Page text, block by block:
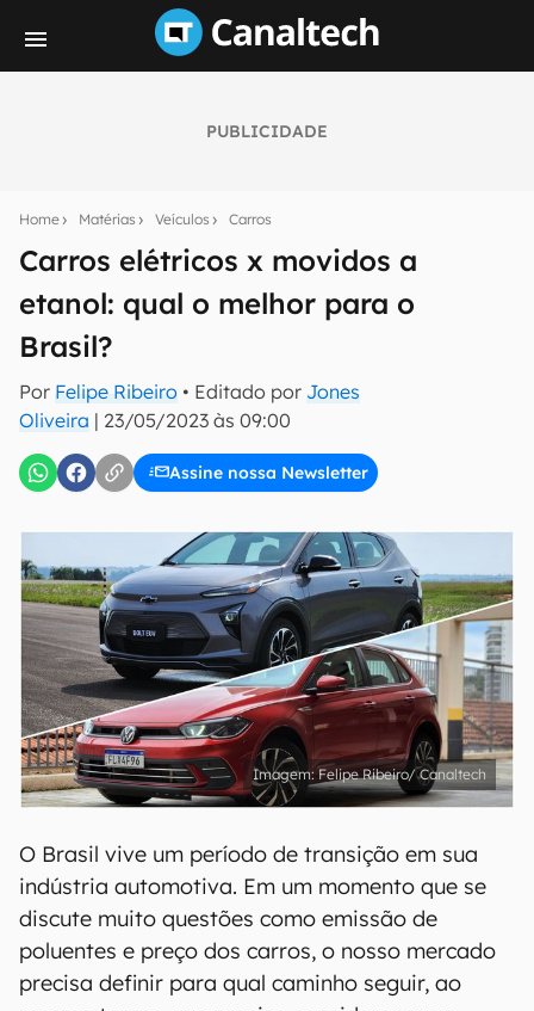
PUBLICIDADE
Home Matérias Veículos Carros
Carros elétricos x movidos a
etanol: qual o melhor para o
Brasil?
Por Felipe Ribeiro • Editado por Jones
Oliveira | 23/05/2023 às 09:00
Assine nossa Newsletter
notícias e reviews sobre tecnologia em primeira
E-mail
inscreva-se
Confirmo que li, aceito e concordo com os Termos de
Uso e Política de Privacidade do Canaltech.
Felipe Ribeiro/ Canaltech
O Brasil vive um período de transição em sua
indústria automotiva. Em um momento que se
discute muito questões como emissão de
poluentes e preço dos carros, o nosso mercado
precisa definir para qual caminho seguir, ao